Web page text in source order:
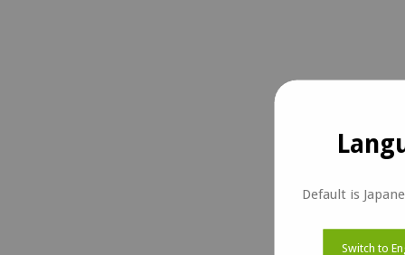
Default is
Switch to